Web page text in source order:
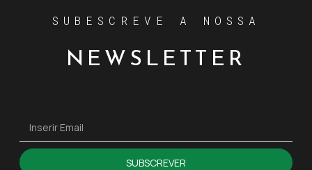
SUBESCREVE A NOSSA
NEWSLETTER
SUBSCREVER